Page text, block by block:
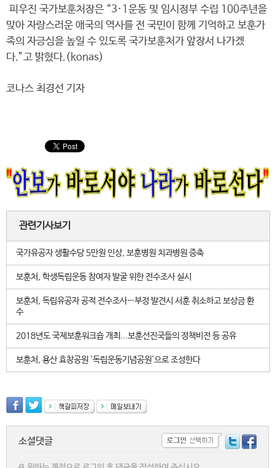
피우진 국가보훈처장은 “3·1운동 및 임시정부 수립 100주년을
맞아 자랑스러운 애국의 역사를 전 국민이 함께 기억하고 보훈가
족의 자긍심을 높일 수 있도록 국가보훈처가 앞장서 나가겠
다.”고 밝혔다.(konas)
코나스 최경선 기자
관련기사보기
국가유공자 생활수당 5만원 인상, 보훈병원 치과병원 증축
보훈처, 학생독립운동 참여자 발굴 위한 전수조사 실시
보훈처, 독립유공자 공적 전수조사…부정 발견시 서훈 취소하고 보상금 환
수
2018년도 국제보훈워크숍 개최...보훈선진국들의 정책비전 등 공유
보훈처, 용산 효창공원 '독립운동기념공원'으로 조성한다
소셜댓글